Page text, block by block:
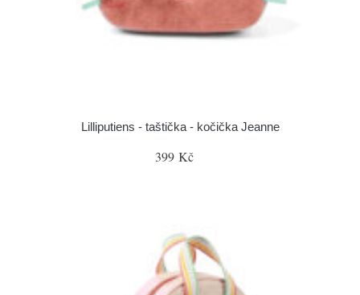
Lilliputiens - taštička - kočička Jeanne
399 Kč